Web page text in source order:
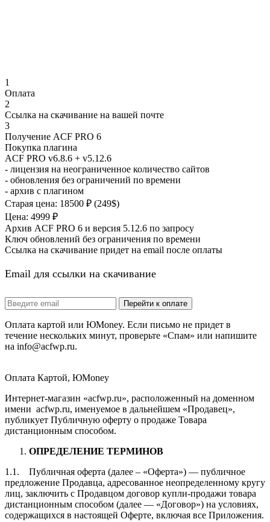
1
Оплата
2
Ссылка на скачивание на вашей почте
3
Получение ACF PRO 6
Покупка плагина
ACF PRO v6.8.6 + v5.12.6
- лицензия на неограниченное количество сайтов
- обновления без ограничений по времени
- архив с плагином
Старая цена: 18500 ₽ (249$)
Цена: 4999 ₽
Архив ACF PRO 6 и версия 5.12.6 по запросу
Ключ обновлений без ограничения по времени
Ссылка на скачивание придет на email после оплаты
Email для ссылки на скачивание
Оплата картой или ЮMoney. Если письмо не придет в
течение нескольких минут, проверьте «Спам» или напишите
на info@acfwp.ru.
Оплата Картой, ЮMoney
Интернет-магазин «acfwp.ru», расположенный на доменном
имени acfwp.ru, именуемое в дальнейшем «Продавец»,
публикует Публичную оферту о продаже Товара
дистанционным способом.
ОПРЕДЕЛЕНИЕ ТЕРМИНОВ
1.1. Публичная оферта (далее – «Оферта») — публичное
предложение Продавца, адресованное неопределенному кругу
лиц, заключить с Продавцом договор купли-продажи товара
дистанционным способом (далее — «Договор») на условиях,
содержащихся в настоящей Оферте, включая все Приложения.